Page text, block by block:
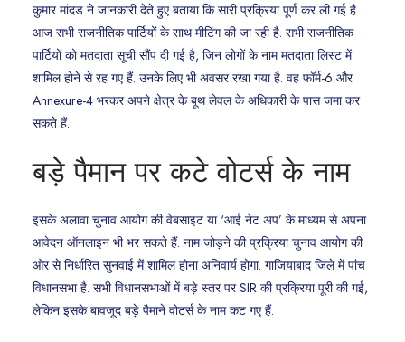
कुमार मांदड ने जानकारी देते हुए बताया कि सारी प्रक्रिया पूर्ण कर ली गई है.
आज सभी राजनीतिक पार्टियों के साथ मीटिंग की जा रही है. सभी राजनीतिक
पार्टियों को मतदाता सूची सौंप दी गई है, जिन लोगों के नाम मतदाता लिस्ट में
शामिल होने से रह गए हैं. उनके लिए भी अवसर रखा गया है. वह फॉर्म-6 और
Annexure-4 भरकर अपने क्षेत्र के बूथ लेवल के अधिकारी के पास जमा कर
सकते हैं.
बड़े पैमान पर कटे वोटर्स के नाम
इसके अलावा चुनाव आयोग की वेबसाइट या ‘आई नेट अप’ के माध्यम से अपना
आवेदन ऑनलाइन भी भर सकते हैं. नाम जोड़ने की प्रक्रिया चुनाव आयोग की
ओर से निर्धारित सुनवाई में शामिल होना अनिवार्य होगा. गाजियाबाद जिले में पांच
विधानसभा है. सभी विधानसभाओं में बड़े स्तर पर SIR की प्रक्रिया पूरी की गई,
लेकिन इसके बावजूद बड़े पैमाने वोटर्स के नाम कट गए हैं.